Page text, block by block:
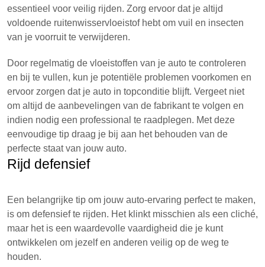
essentieel voor veilig rijden. Zorg ervoor dat je altijd
voldoende ruitenwisservloeistof hebt om vuil en insecten
van je voorruit te verwijderen.
Door regelmatig de vloeistoffen van je auto te controleren
en bij te vullen, kun je potentiële problemen voorkomen en
ervoor zorgen dat je auto in topconditie blijft. Vergeet niet
om altijd de aanbevelingen van de fabrikant te volgen en
indien nodig een professional te raadplegen. Met deze
eenvoudige tip draag je bij aan het behouden van de
perfecte staat van jouw auto.
Rijd defensief
Een belangrijke tip om jouw auto-ervaring perfect te maken,
is om defensief te rijden. Het klinkt misschien als een cliché,
maar het is een waardevolle vaardigheid die je kunt
ontwikkelen om jezelf en anderen veilig op de weg te
houden.